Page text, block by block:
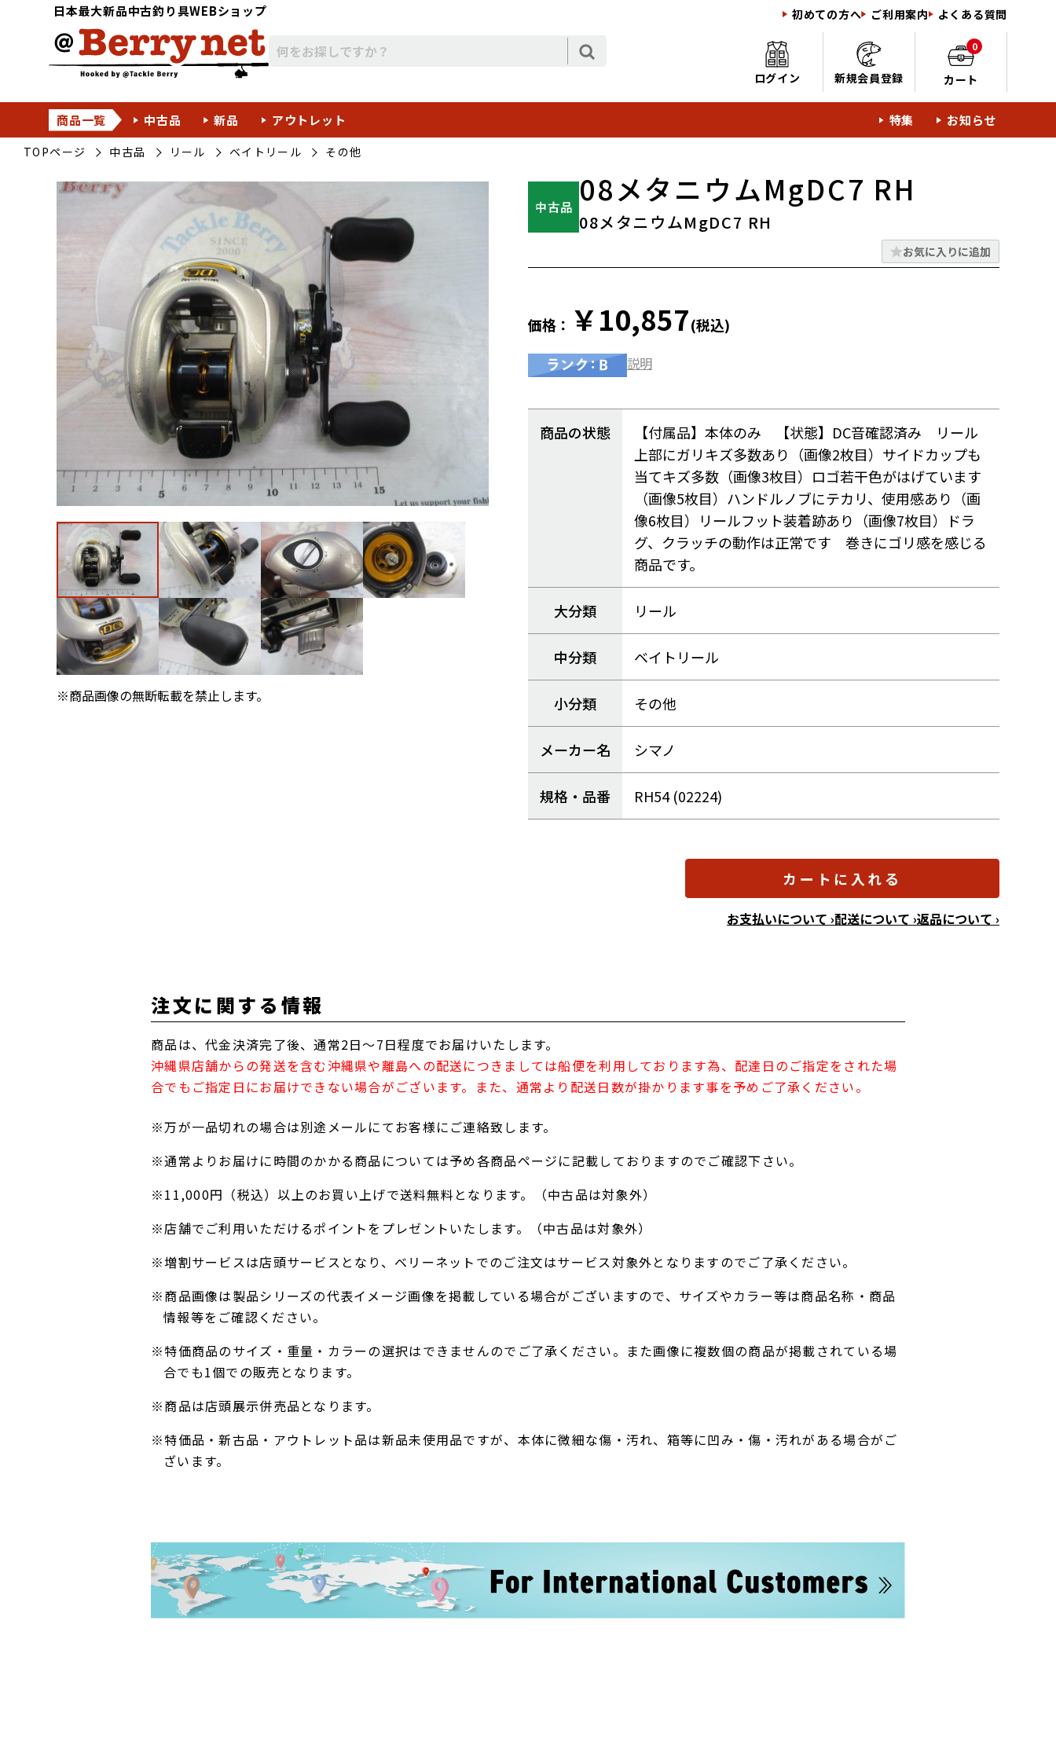
日本最大新品中古釣り具WEBショップ 初めての方へ ご利用案内 よくある質問
ログイン 新規会員登録
0
カート
商品一覧 中古品 新品 アウトレット 特集 お知らせ
TOPページ 中古品 リール ベイトリール その他
※商品画像の無断転載を禁止します。
08メタニウムMgDC7 RH
08メタニウムMgDC7 RH
お気に入りに追加
価格： ￥10,857(税込)
説明
商品の状態
【付属品】本体のみ 【状態】DC音確認済み リール
上部にガリキズ多数あり（画像2枚目）サイドカップも
当てキズ多数（画像3枚目）ロゴ若干色がはげています
（画像5枚目）ハンドルノブにテカリ、使用感あり（画
像6枚目）リールフット装着跡あり（画像7枚目）ドラ
グ、クラッチの動作は正常です 巻きにゴリ感を感じる
商品です。
大分類 リール
中分類 ベイトリール
小分類 その他
メーカー名 シマノ
規格・品番 RH54 (02224)
カートに入れる
お支払いについて ›配送について ›返品について ›
注文に関する情報
商品は、代金決済完了後、通常2日～7日程度でお届けいたします。
沖縄県店舗からの発送を含む沖縄県や離島への配送につきましては船便を利用しております為、配達日のご指定をされた場
合でもご指定日にお届けできない場合がございます。また、通常より配送日数が掛かります事を予めご了承ください。
※万が一品切れの場合は別途メールにてお客様にご連絡致します。
※通常よりお届けに時間のかかる商品については予め各商品ページに記載しておりますのでご確認下さい。
※11,000円（税込）以上のお買い上げで送料無料となります。（中古品は対象外）
※店舗でご利用いただけるポイントをプレゼントいたします。（中古品は対象外）
※増割サービスは店頭サービスとなり、ベリーネットでのご注文はサービス対象外となりますのでご了承ください。
※商品画像は製品シリーズの代表イメージ画像を掲載している場合がございますので、サイズやカラー等は商品名称・商品
情報等をご確認ください。
※特価商品のサイズ・重量・カラーの選択はできませんのでご了承ください。また画像に複数個の商品が掲載されている場
合でも1個での販売となります。
※商品は店頭展示併売品となります。
※特価品・新古品・アウトレット品は新品未使用品ですが、本体に微細な傷・汚れ、箱等に凹み・傷・汚れがある場合がご
ざいます。